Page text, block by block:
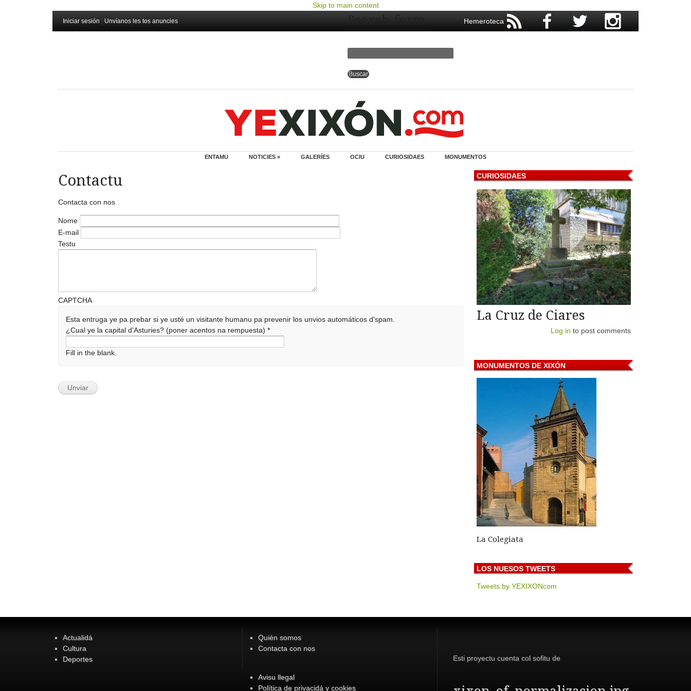
Skip to main content
Iniciar sesión Unvíanos les tos anuncies Hemeroteca
Search form
ENTAMU NOTICIES » GALERÍES OCIU CURIOSIDAES MONUMENTOS
Contactu
Contacta con nos
Nome
E-mail
Testu
CAPTCHA
Esta entruga ye pa prebar si ye usté un visitante humanu pa prevenir los unvios automáticos d'spam.
¿Cual ye la capital d'Asturies? (poner acentos na rempuesta)*
Fill in the blank.
CURIOSIDAES
La Cruz de Ciares
Log in to post comments
MONUMENTOS DE XIXÓN
La Colegiata
LOS NUESOS TWEETS
Tweets by YEXIXONcom
Actualidá
Cultura
Deportes
Quién somos
Contacta con nos
Avisu llegal
Política de privacidá y cookies
Esti proyectu cuenta col sofitu de